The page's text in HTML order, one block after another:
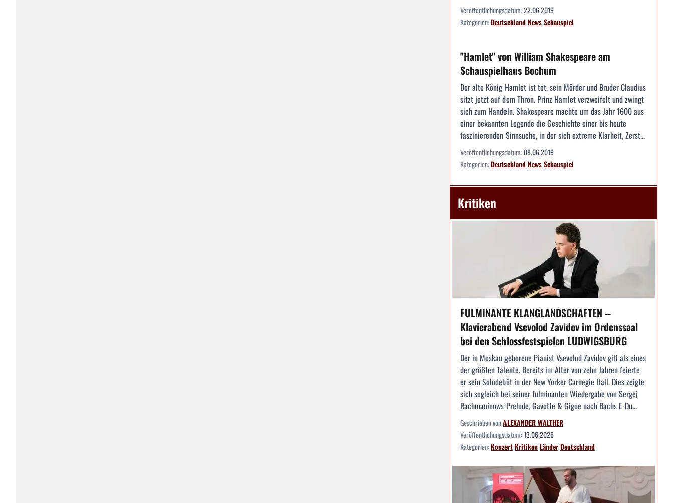
Veröffentlichungsdatum:22.06.2019
Kategorien:DeutschlandNewsSchauspiel
"Hamlet" von William Shakespeare am
Schauspielhaus Bochum
Der alte König Hamlet ist tot, sein Mörder und Bruder Claudius
sitzt jetzt auf dem Thron. Prinz Hamlet verzweifelt und zwingt
sich zum Handeln. Shakespeare machte um das Jahr 1600 aus
einer bekannten Legende die Geschichte einer bis heute
faszinierenden Sinnsuche, in der sich extreme Klarheit, Zerst...
Veröffentlichungsdatum:08.06.2019
Kategorien:DeutschlandNewsSchauspiel
Kritiken
FULMINANTE KLANGLANDSCHAFTEN --
Klavierabend Vsevolod Zavidov im Ordenssaal
bei den Schlossfestspielen LUDWIGSBURG
Der in Moskau geborene Pianist Vsevolod Zavidov gilt als eines
der größten Talente. Bereits im Alter von zehn Jahren feierte
er sein Solodebüt in der New Yorker Carnegie Hall. Dies zeigte
sich sogleich bei seiner fulminanten Wiedergabe von Sergej
Rachmaninows Prelude, Gavotte & Gigue nach Bachs E-Du...
Geschrieben vonALEXANDER WALTHER
Veröffentlichungsdatum:13.06.2026
Kategorien:KonzertKritikenLänderDeutschland